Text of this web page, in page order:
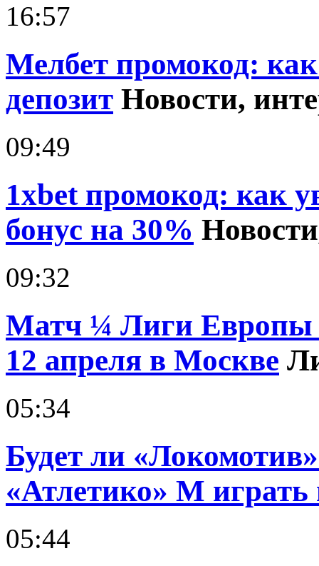
16:57
Мелбет промокод:
депозит Новости,
09:49
1xbet промокод: как
бонус на 30%
09:32
Матч ¼ Лиги Европы
12 апреля в Москве
05:34
Будет ли
«Атлетико» М играть
05:44